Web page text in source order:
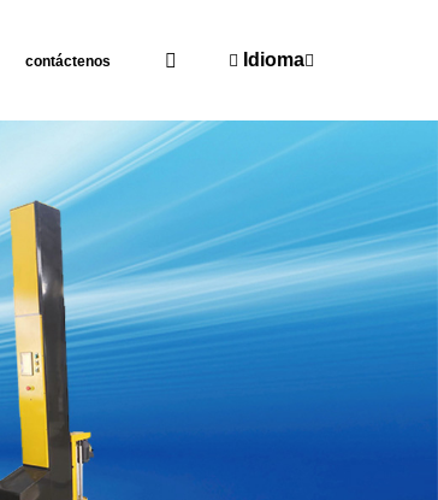
contáctenos Idioma